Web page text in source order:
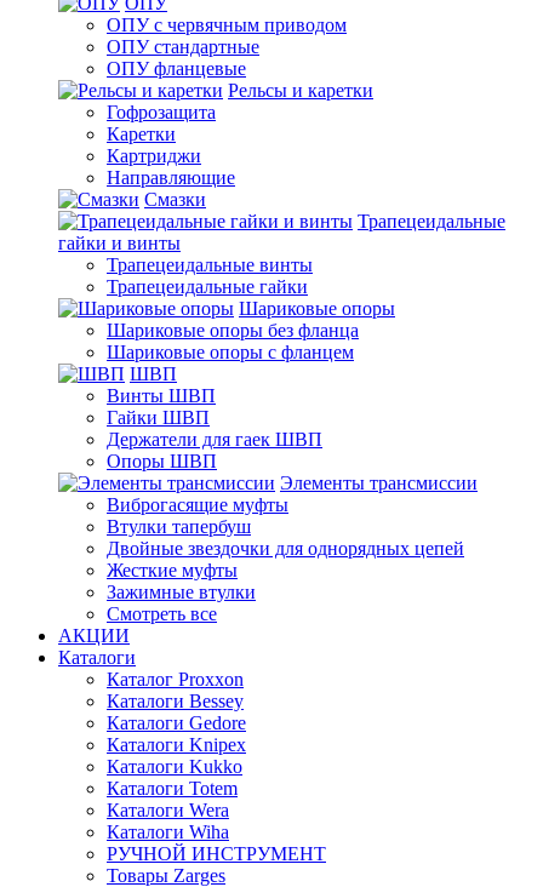
ОПУ с червячным приводом
ОПУ стандартные
ОПУ фланцевые
Рельсы и каретки
Гофрозащита
Каретки
Картриджи
Направляющие
Смазки
Трапецеидальные
гайки и винты
Трапецеидальные винты
Трапецеидальные гайки
Шариковые опоры
Шариковые опоры без фланца
Шариковые опоры с фланцем
ШВП
Винты ШВП
Гайки ШВП
Держатели для гаек ШВП
Опоры ШВП
Элементы трансмиссии
Виброгасящие муфты
Втулки тапербуш
Двойные звездочки для однорядных цепей
Жесткие муфты
Зажимные втулки
Смотреть все
АКЦИИ
Каталоги
Каталог Proxxon
Каталоги Bessey
Каталоги Gedore
Каталоги Knipex
Каталоги Kukko
Каталоги Totem
Каталоги Wera
Каталоги Wiha
РУЧНОЙ ИНСТРУМЕНТ
Товары Zarges